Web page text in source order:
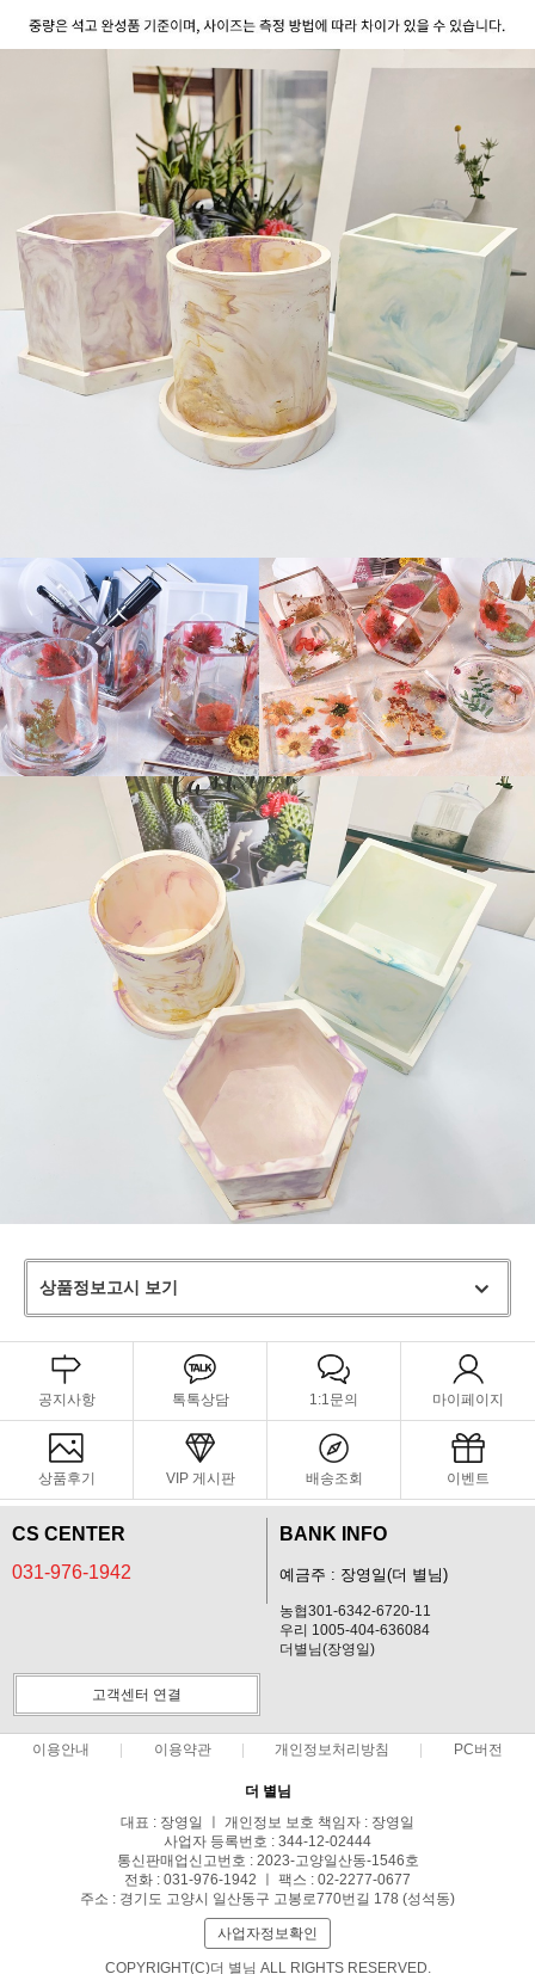
상품정보고시 보기
공지사항 톡톡상담 1:1문의 마이페이지
상품후기 VIP 게시판 배송조회 이벤트
CS CENTER
031-976-1942
BANK INFO
예금주 : 장영일(더 별님)
농협301-6342-6720-11
우리 1005-404-636084
더별님(장영일)
고객센터 연결
이용안내 이용약관 개인정보처리방침 PC버전
더 별님
대표 : 장영일 ㅣ 개인정보 보호 책임자 : 장영일
사업자 등록번호 : 344-12-02444
통신판매업신고번호 : 2023-고양일산동-1546호
전화 : 031-976-1942 ㅣ 팩스 : 02-2277-0677
주소 : 경기도 고양시 일산동구 고봉로770번길 178 (성석동)
사업자정보확인
COPYRIGHT(C)더 별님 ALL RIGHTS RESERVED.